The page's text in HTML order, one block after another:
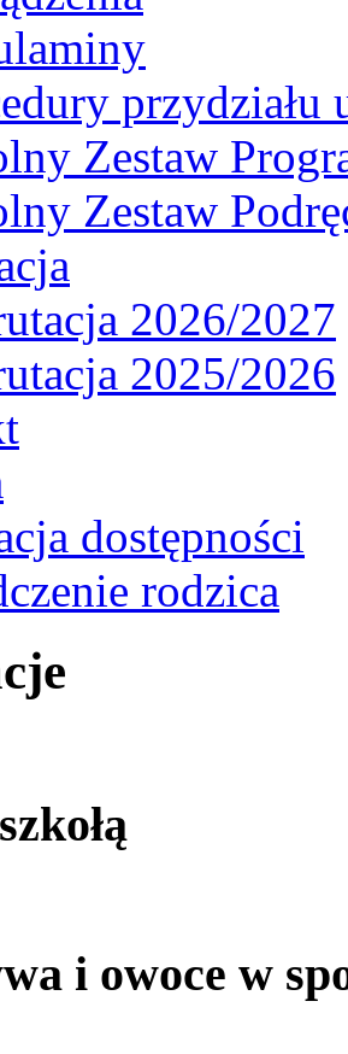
Zestaw
Zestaw
2026/2027
2025/2026
dostępności
rodzica
i owoce w